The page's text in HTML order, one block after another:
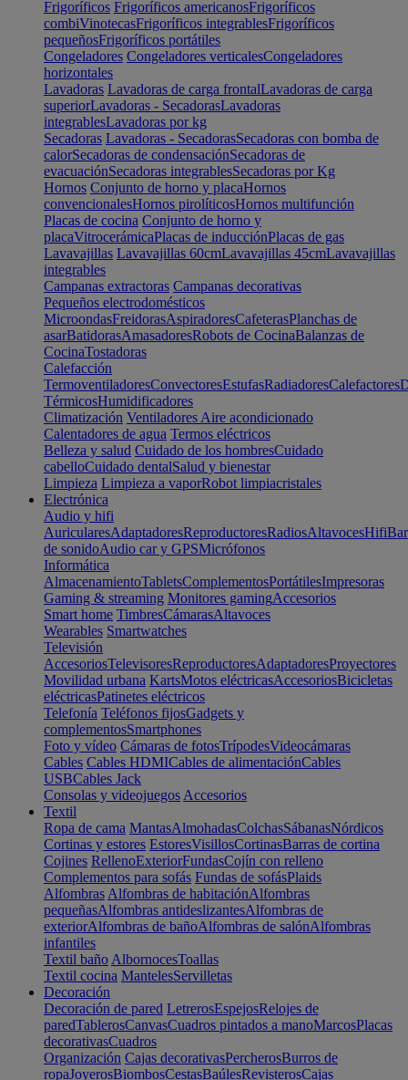
Frigoríficos Frigoríficos americanosFrigoríficos
combiVinotecasFrigoríficos integrablesFrigoríficos
pequeñosFrigoríficos portátiles
Congeladores Congeladores verticalesCongeladores
horizontales
Lavadoras Lavadoras de carga frontalLavadoras de carga
superiorLavadoras - SecadorasLavadoras
integrablesLavadoras por kg
Secadoras Lavadoras - SecadorasSecadoras con bomba de
calorSecadoras de condensaciónSecadoras de
evacuaciónSecadoras integrablesSecadoras por Kg
Hornos Conjunto de horno y placaHornos
convencionalesHornos pirolíticosHornos multifunción
Placas de cocina Conjunto de horno y
placaVitrocerámicaPlacas de inducciónPlacas de gas
Lavavajillas Lavavajillas 60cmLavavajillas 45cmLavavajillas
integrables
Campanas extractoras Campanas decorativas
Pequeños electrodomésticos
MicroondasFreidorasAspiradoresCafeterasPlanchas de
asarBatidorasAmasadoresRobots de CocinaBalanzas de
CocinaTostadoras
Calefacción
TermoventiladoresConvectoresEstufasRadiadoresCalefactores
TérmicosHumidificadores
Climatización Ventiladores Aire acondicionado
Calentadores de agua Termos eléctricos
Belleza y salud Cuidado de los hombresCuidado
cabelloCuidado dentalSalud y bienestar
Limpieza Limpieza a vaporRobot limpiacristales
Electrónica
Audio y hifi
AuricularesAdaptadoresReproductoresRadiosAltavocesHifi
de sonidoAudio car y GPSMicrófonos
Informática
AlmacenamientoTabletsComplementosPortátilesImpresoras
Gaming & streaming Monitores gamingAccesorios
Smart home TimbresCámarasAltavoces
Wearables Smartwatches
Televisión
AccesoriosTelevisoresReproductoresAdaptadoresProyectores
Movilidad urbana KartsMotos eléctricasAccesoriosBicicletas
eléctricasPatinetes eléctricos
Telefonía Teléfonos fijosGadgets y
complementosSmartphones
Foto y vídeo Cámaras de fotosTrípodesVideocámaras
Cables Cables HDMICables de alimentaciónCables
USBCables Jack
Consolas y videojuegos Accesorios
Textil
Ropa de cama MantasAlmohadasColchasSábanasNórdicos
Cortinas y estores EstoresVisillosCortinasBarras de cortina
Cojines RellenoExteriorFundasCojín con relleno
Complementos para sofás Fundas de sofásPlaids
Alfombras Alfombras de habitaciónAlfombras
pequeñasAlfombras antideslizantesAlfombras de
exteriorAlfombras de bañoAlfombras de salónAlfombras
infantiles
Textil baño AlbornocesToallas
Textil cocina MantelesServilletas
Decoración
Decoración de pared LetrerosEspejosRelojes de
paredTablerosCanvasCuadros pintados a manoMarcosPlacas
decorativasCuadros
Organización Cajas decorativasPercherosBurros de
ropaJoyerosBiombosCestasBaúlesRevisterosCajas